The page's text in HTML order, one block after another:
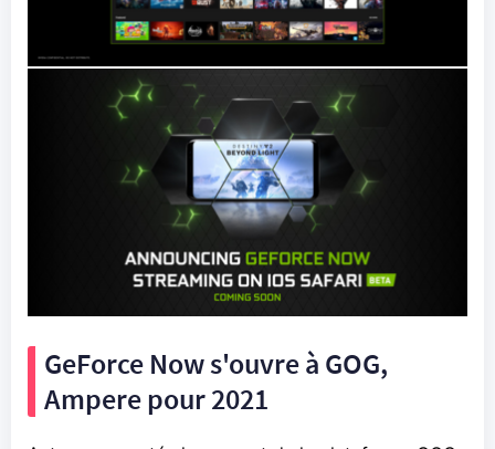
GeForce Now s'ouvre à GOG,
Ampere pour 2021